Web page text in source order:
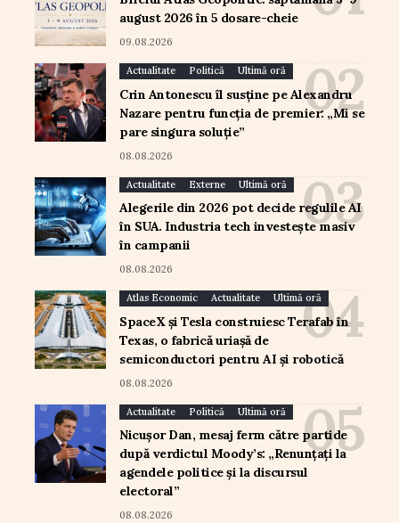
august 2026 în 5 dosare-cheie
09.08.2026
Actualitate Politică Ultimă oră
Crin Antonescu îl susține pe Alexandru
Nazare pentru funcția de premier: „Mi se
pare singura soluție”
08.08.2026
Actualitate Externe Ultimă oră
Alegerile din 2026 pot decide regulile AI
în SUA. Industria tech investește masiv
în campanii
08.08.2026
Atlas Economic Actualitate Ultimă oră
SpaceX și Tesla construiesc Terafab în
Texas, o fabrică uriașă de
semiconductori pentru AI și robotică
08.08.2026
Actualitate Politică Ultimă oră
Nicușor Dan, mesaj ferm către partide
după verdictul Moody’s: „Renunțați la
agendele politice și la discursul
electoral”
08.08.2026